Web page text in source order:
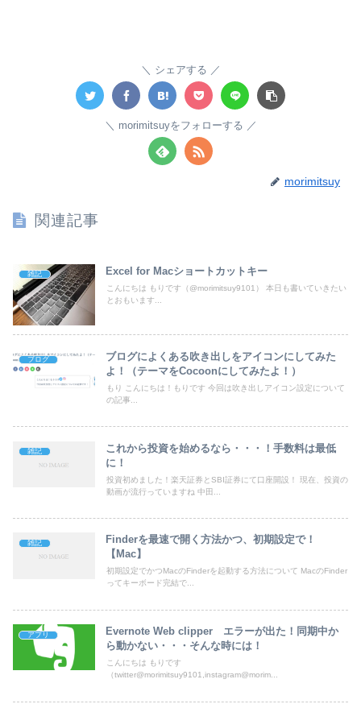
シェアする
morimitsuyをフォローする
morimitsuy
関連記事
雑記 Excel for Macショートカットキー
こんにちは もりです（@morimitsuy9101） 本日も書いていきたい
とおもいます...
ブログ
ブログによくある吹き出しをアイコンにしてみた
よ！（テーマをCocoonにしてみたよ！）
もり こんにちは！もりです 今回は吹き出しアイコン設定について
の記事...
雑記
これから投資を始めるなら・・・！手数料は最低
に！
投資初めました！楽天証券とSBI証券にて口座開設！ 現在、投資の
動画が流行っていますね 中田...
雑記
Finderを最速で開く方法かつ、初期設定で！
【Mac】
初期設定でかつMacのFinderを起動する方法について MacのFinder
ってキーボード完結で...
アプリ
Evernote Web clipper エラーが出た！同期中か
ら動かない・・・そんな時には！
こんにちは もりです
（twitter@morimitsuy9101,instagram@morim...